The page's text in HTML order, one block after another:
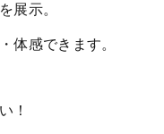
展示。
体感できます。
！